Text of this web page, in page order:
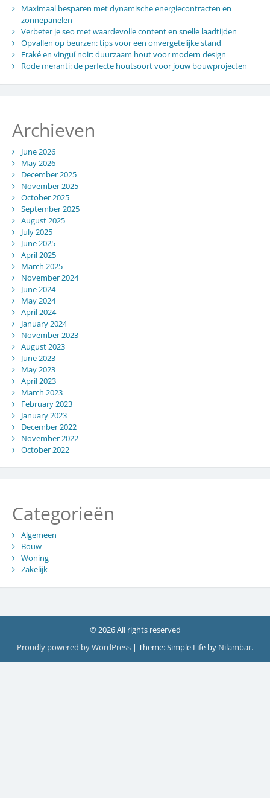
Maximaal besparen met dynamische energiecontracten en
zonnepanelen
Verbeter je seo met waardevolle content en snelle laadtijden
Opvallen op beurzen: tips voor een onvergetelijke stand
Fraké en vinguí noir: duurzaam hout voor modern design
Rode meranti: de perfecte houtsoort voor jouw bouwprojecten
Archieven
June 2026
May 2026
December 2025
November 2025
October 2025
September 2025
August 2025
July 2025
June 2025
April 2025
March 2025
November 2024
June 2024
May 2024
April 2024
January 2024
November 2023
August 2023
June 2023
May 2023
April 2023
March 2023
February 2023
January 2023
December 2022
November 2022
October 2022
Categorieën
Algemeen
Bouw
Woning
Zakelijk
© 2026 All rights reserved
Proudly powered by WordPress | Theme: Simple Life by Nilambar.